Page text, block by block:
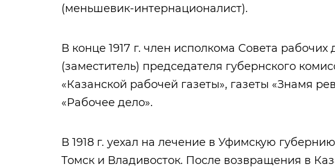
(меньшевик-интернационалист).
В конце 1917 г. член исполкома Совета
(заместитель) председателя губернского
«Казанской рабочей газеты», газеты «Знамя
«Рабочее дело».
В 1918 г. уехал на лечение в Уфимскую
Томск и Владивосток. После возвращения в